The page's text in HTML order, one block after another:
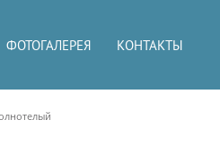
ФОТОГАЛЕРЕЯ КОНТАКТЫ